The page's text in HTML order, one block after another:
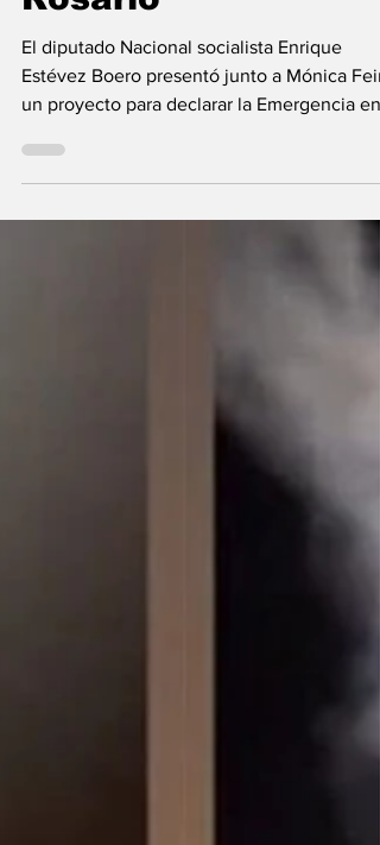
departamento
Rosario
El diputado Nacional socialista Enrique
Estévez Boero presentó junto a Mónica Fein